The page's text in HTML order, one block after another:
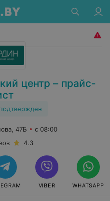
центр – прайс-
47Б
с 08:00
4.3
VIBER WHATSAPP